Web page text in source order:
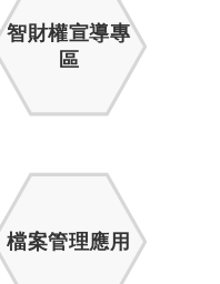
智財權宣導專
區
檔案管理應用